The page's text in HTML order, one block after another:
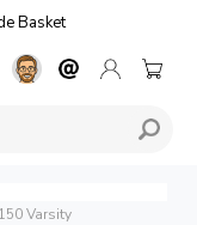
Basket
Varsity